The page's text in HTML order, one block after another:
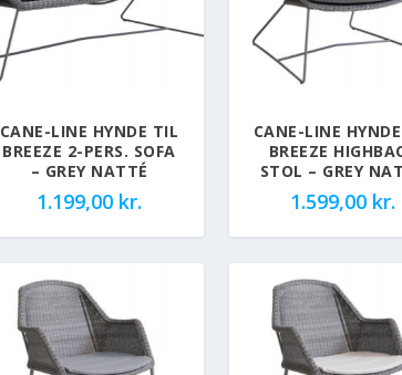
CANE-LINE HYNDE TIL
BREEZE 2-PERS. SOFA
– GREY NATTÉ
1.199,00 kr.
CANE-LINE
BREEZE
STOL – GREY
1.599,00 kr.